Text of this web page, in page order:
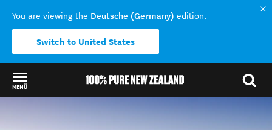
You are viewing the Deutsche (Germany) edition.
Switch to United States
MENÜ